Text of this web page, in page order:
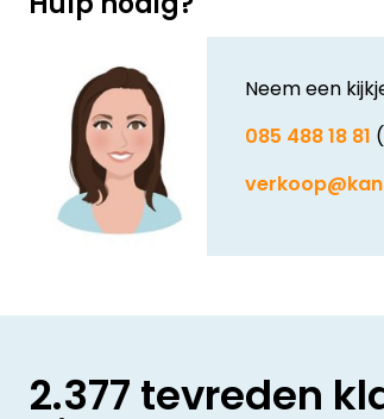
Neem een
085 488 18 81
2.377 tevreden